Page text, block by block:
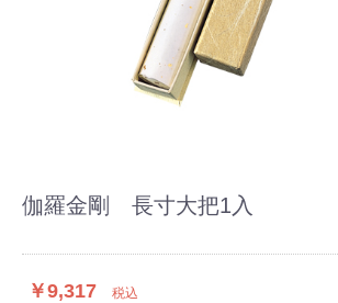
伽羅金剛 長寸大把1入
￥9,317 税込